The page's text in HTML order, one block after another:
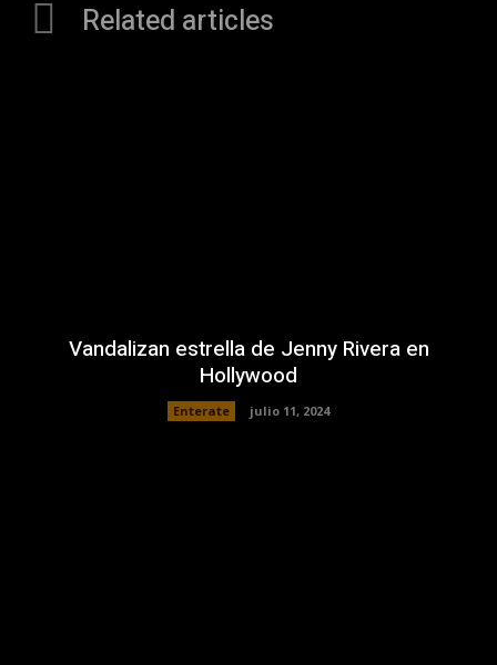
Related articles
Vandalizan estrella de Jenny Rivera en
Hollywood
Enterate julio 11, 2024